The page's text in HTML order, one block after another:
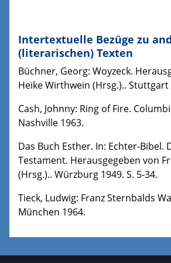
Intertextuelle Bezüge zu
(literarischen) Texten
Büchner, Georg: Woyzeck.
Heike Wirthwein (Hrsg.).. Stuttgart
Cash, Johnny: Ring of Fire.
Nashville 1963.
Das Buch Esther. In: Echter-Bibel.
Testament. Herausgegeben von
(Hrsg.).. Würzburg 1949. S. 5-34.
Tieck, Ludwig: Franz Sternbalds
München 1964.